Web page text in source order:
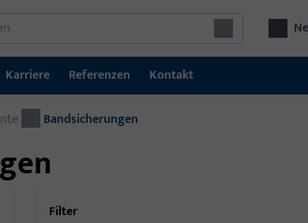
Karriere Referenzen Kontakt
Bandsicherungen
Filter